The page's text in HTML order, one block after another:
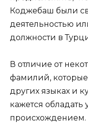
Коджебаш были
деятельностью
должности в
В отличие от
фамилий, которые
других языках и
кажется
происхождением.